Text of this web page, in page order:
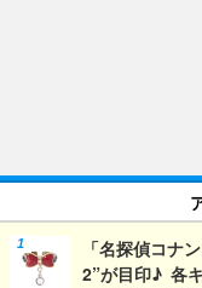
「名探偵コナ
2”が目印♪ 各